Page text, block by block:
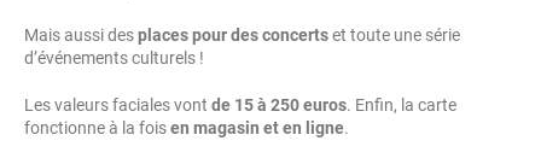
Mais aussi desplaces pour des concertset toute une série
d’événements culturels !
Les valeurs faciales vont de 15 à 250 euros. Enfin, la carte
fonctionne à la foisen magasin et en ligne.